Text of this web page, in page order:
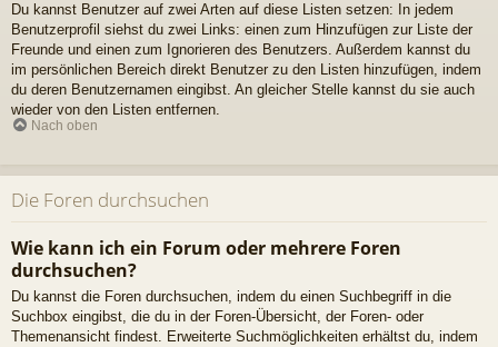
Du kannst Benutzer auf zwei Arten auf diese Listen setzen: In jedem
Benutzerprofil siehst du zwei Links: einen zum Hinzufügen zur Liste der
Freunde und einen zum Ignorieren des Benutzers. Außerdem kannst du
im persönlichen Bereich direkt Benutzer zu den Listen hinzufügen, indem
du deren Benutzernamen eingibst. An gleicher Stelle kannst du sie auch
wieder von den Listen entfernen.
Nach oben
Die Foren durchsuchen
Wie kann ich ein Forum oder mehrere Foren
durchsuchen?
Du kannst die Foren durchsuchen, indem du einen Suchbegriff in die
Suchbox eingibst, die du in der Foren-Übersicht, der Foren- oder
Themenansicht findest. Erweiterte Suchmöglichkeiten erhältst du, indem